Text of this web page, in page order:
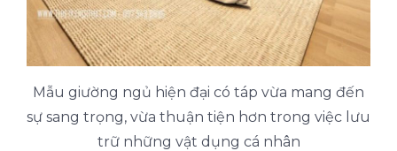
Mẫu giường ngủ hiện đại có táp vừa mang đến
sự sang trọng, vừa thuận tiện hơn trong việc lưu
trữ những vật dụng cá nhân